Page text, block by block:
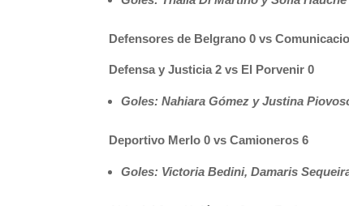
Defensores de Belgrano 0 vs
Defensa y Justicia 2 vs El Porvenir 0
Goles: Nahiara Gómez y Justina
Deportivo Merlo 0 vs Camioneros 6
Goles: Victoria Bedini, Damaris